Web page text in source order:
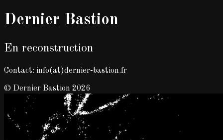
Dernier Bastion
En reconstruction
Contact: info(at)dernier-bastion.fr
© Dernier Bastion 2026